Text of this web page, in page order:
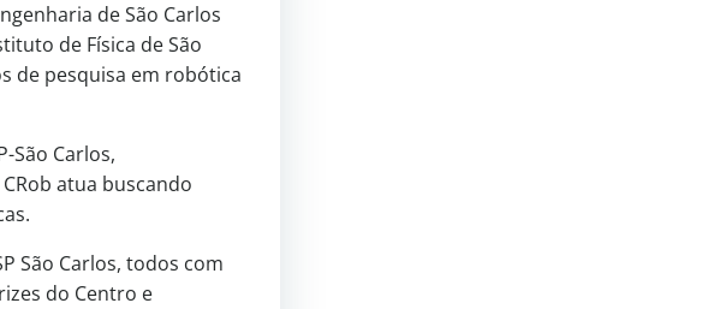
de São Carlos
de Física de São
de pesquisa em robótica
São Carlos,
atua buscando
São Carlos, todos com
do Centro e